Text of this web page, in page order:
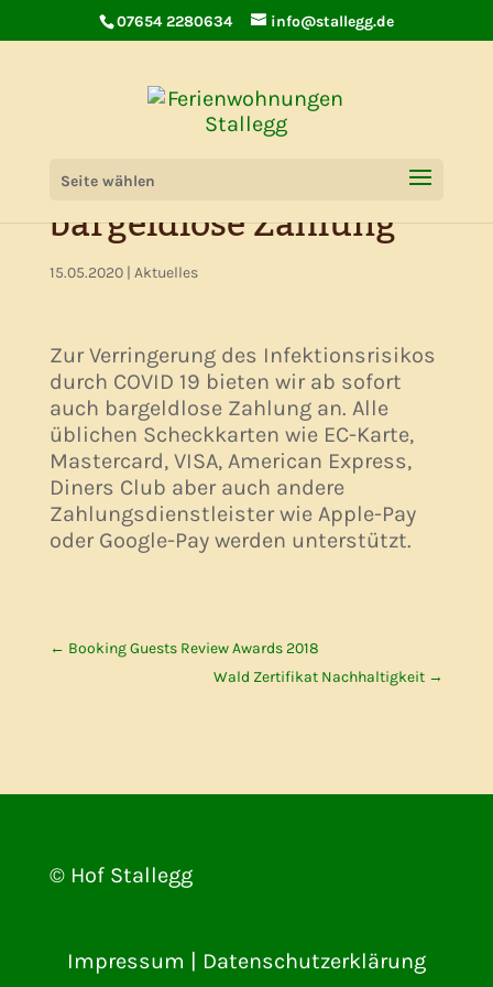
07654 2280634 info@stallegg.de
Seite wählen
Ab sofort auch
bargeldlose Zahlung
15.05.2020| Aktuelles
Zur Verringerung des Infektionsrisikos
durch COVID 19 bieten wir ab sofort
auch bargeldlose Zahlung an. Alle
üblichen Scheckkarten wie EC-Karte,
Mastercard, VISA, American Express,
Diners Club aber auch andere
Zahlungsdienstleister wie Apple-Pay
oder Google-Pay werden unterstützt.
← Booking Guests Review Awards 2018
Wald Zertifikat Nachhaltigkeit →
© Hof Stallegg
Impressum Datenschutzerklärung